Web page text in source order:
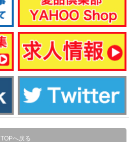
TOPへ戻る